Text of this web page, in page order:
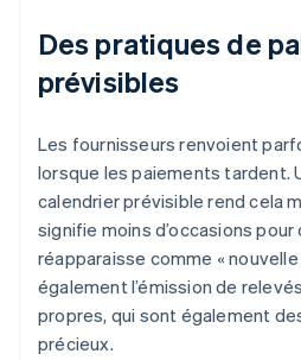
Des pratiques de
prévisibles
Les fournisseurs renvoient
lorsque les paiements tardent.
calendrier prévisible rend cela
signifie moins d’occasions pour
réapparaisse comme «
également l’émission de
propres, qui sont également
précieux.